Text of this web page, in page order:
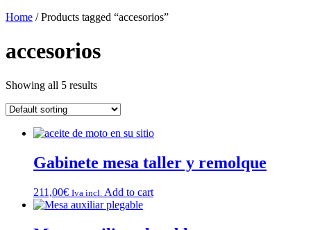
Home / Products tagged “accesorios”
accesorios
Showing all 5 results
Gabinete mesa taller y remolque
211,00€ Iva incl. Add to cart